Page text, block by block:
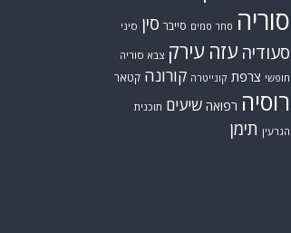
סוריה סחר סמים סייבר סין סיני
סעודיה עזה עירק צבא סוריה
חופשי צרפת קונייטרה קורונה קטאר
רוסיה רפואה שיעים תוכנית
הגרעין תימן